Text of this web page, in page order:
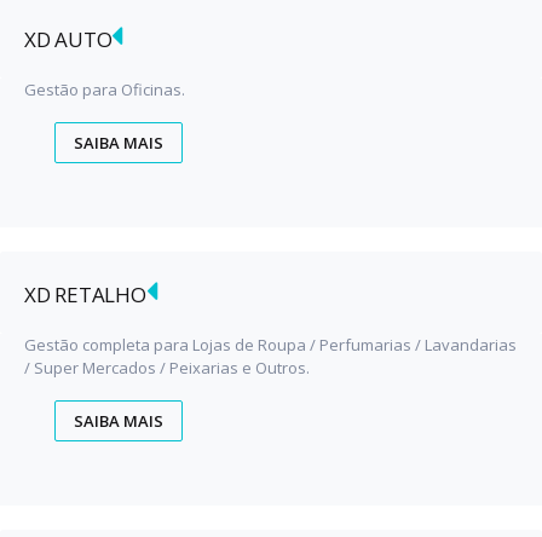
XD AUTO
Gestão para Oficinas.
SAIBA MAIS
XD RETALHO
Gestão completa para Lojas de Roupa / Perfumarias / Lavandarias
/ Super Mercados / Peixarias e Outros.
SAIBA MAIS